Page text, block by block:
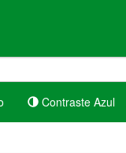
Contraste Azul